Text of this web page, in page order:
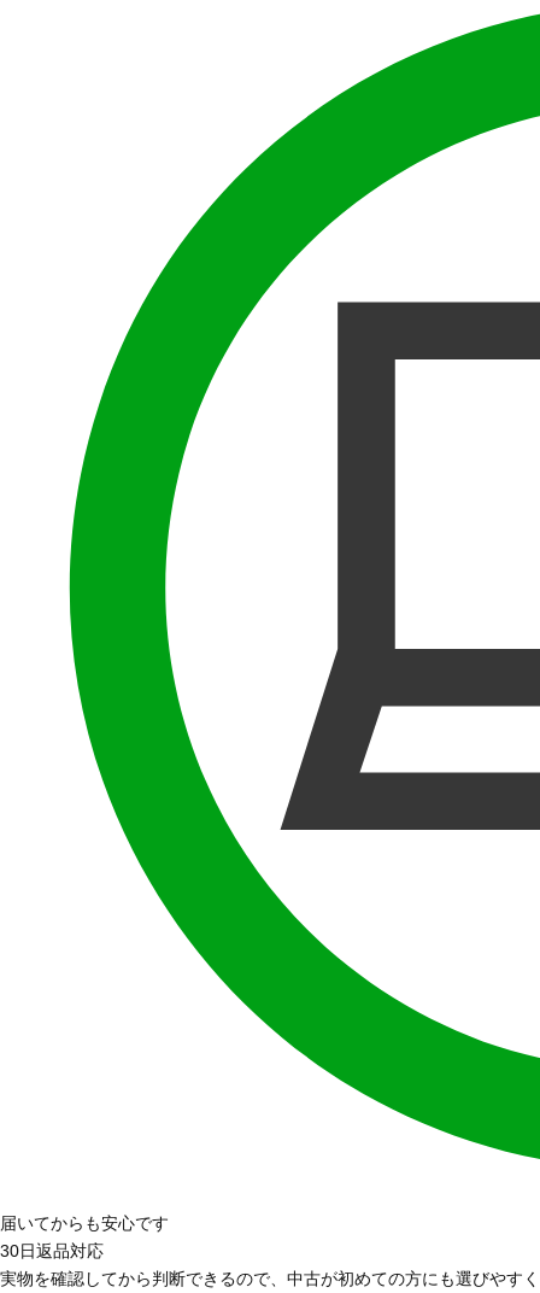
届いてからも安心です
30日返品対応
実物を確認してから判断できるので、中古が初めての方にも選びやす